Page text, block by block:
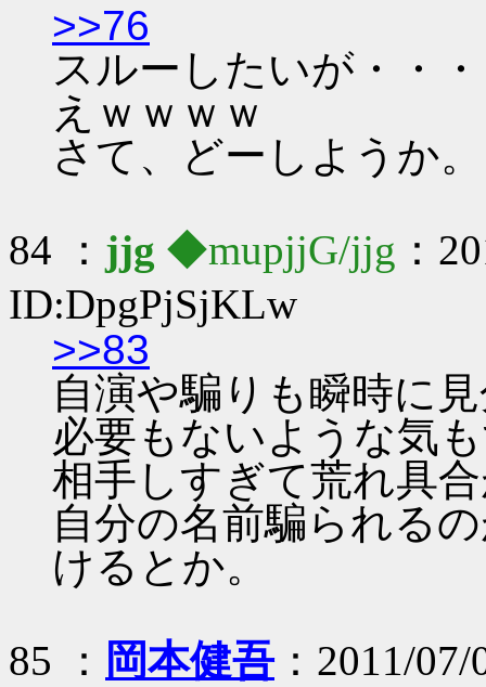
>>76
スルーしたいが・・
えｗｗｗｗ
さて、どーしようか。
84 ： jjg ◆mupjjG/jjg ：
ID:DpgPjSjKLw
>>83
自演や騙りも瞬時に
必要もないような気
相手しすぎて荒れ具
自分の名前騙られる
けるとか。
85 ： 岡本健吾：2011/07/